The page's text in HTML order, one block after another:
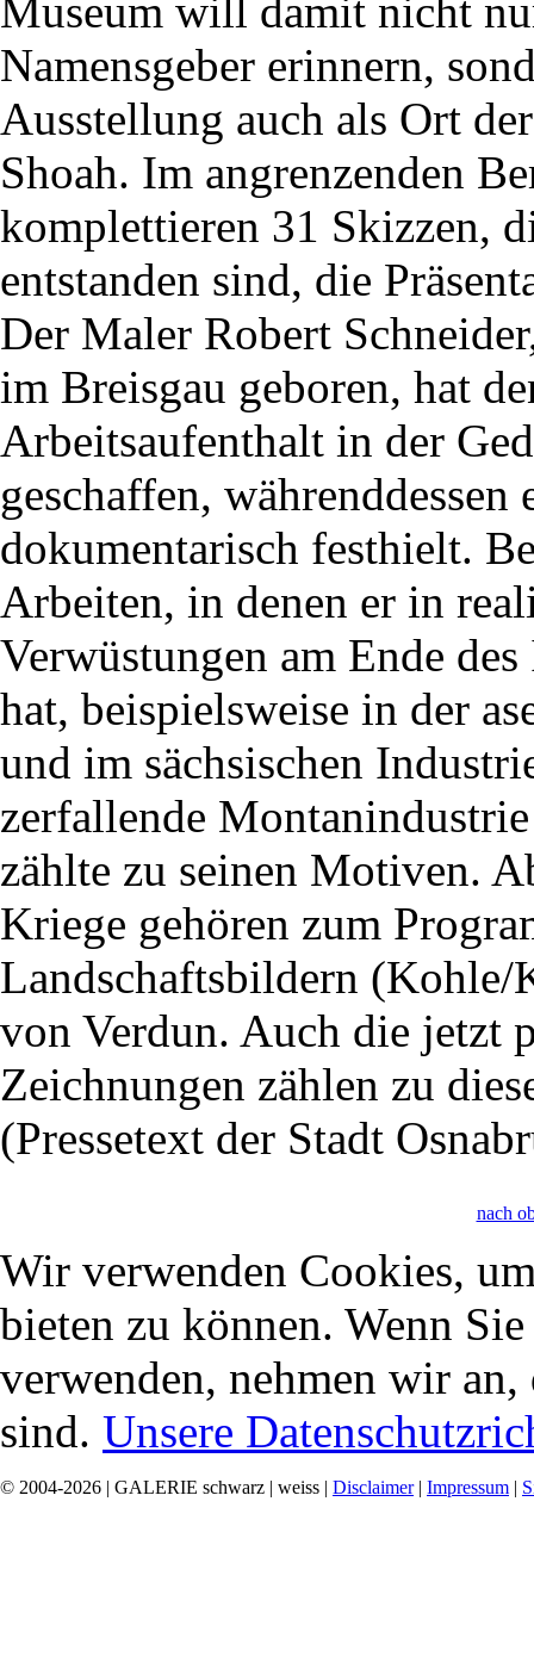
Museum will damit nicht
Namensgeber erinnern,
Ausstellung auch als Ort
Shoah. Im angrenzenden
komplettieren 31 Skizzen,
entstanden sind, die
Der Maler Robert
im Breisgau geboren, hat
Arbeitsaufenthalt in der
geschaffen,
dokumentarisch festhielt.
Arbeiten, in denen er in
Verwüstungen am Ende
hat, beispielsweise in der
und im sächsischen
zerfallende
zählte zu seinen Motiven.
Kriege gehören zum
Landschaftsbildern (Kohle/
von Verdun. Auch die jetzt
Zeichnungen zählen zu
(Pressetext der Stadt
nach
Wir verwenden Cookies,
bieten zu können. Wenn
verwenden, nehmen wir
sind. Unsere
© 2004-2026 | GALERIE schwarz | weiss | Disclaimer| Impressum |